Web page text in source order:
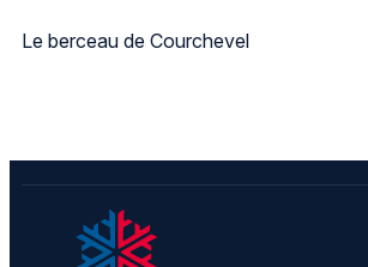
Le berceau de Courchevel